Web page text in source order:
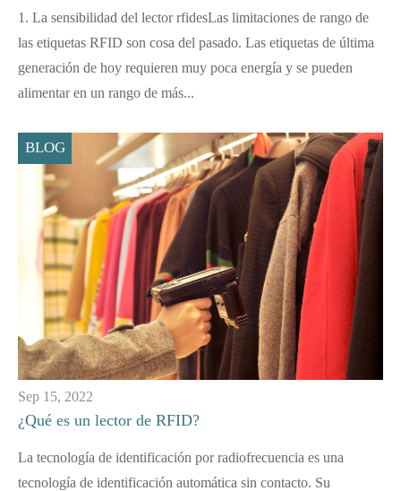
1. La sensibilidad del lector rfidesLas limitaciones de rango de
las etiquetas RFID son cosa del pasado. Las etiquetas de última
generación de hoy requieren muy poca energía y se pueden
alimentar en un rango de más...
BLOG
Sep 15, 2022
¿Qué es un lector de RFID?
La tecnología de identificación por radiofrecuencia es una
tecnología de identificación automática sin contacto. Su